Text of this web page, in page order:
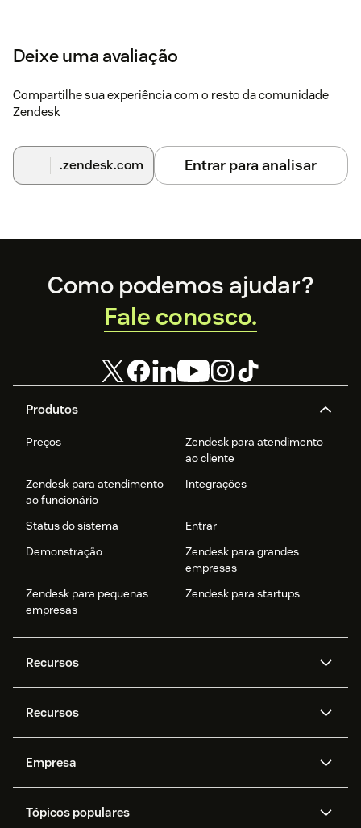
Deixe uma avaliação
Compartilhe sua experiência com o resto da comunidade
Zendesk
.zendesk.com Entrar para analisar
Footer
Produtos
Preços
Zendesk para atendimento
ao cliente
Zendesk para atendimento
ao funcionário
Integrações
Status do sistema
Entrar
Demonstração
Zendesk para grandes
empresas
Zendesk para pequenas
empresas
Zendesk para startups
Recursos
Zendesk AI
Mensagens e chat em tempo
real
Privacidade e proteção de
Trabalho com tickets
Recursos
API e desenvolvedores
Histórias de clientes
Empresa
Carreiras
Tópicos populares
Como podemos ajudar?
Fale conosco.